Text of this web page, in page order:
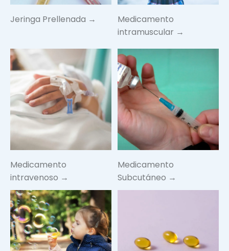
Jeringa Prellenada →
Medicamento
intramuscular →
Medicamento
intravenoso →
Medicamento
Subcutáneo →